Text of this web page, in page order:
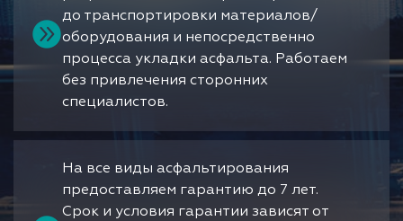
до транспортировки материалов/
оборудования и непосредственно
процесса укладки асфальта. Работаем
без привлечения сторонних
специалистов.
На все виды асфальтирования
предоставляем гарантию до 7 лет.
Срок и условия гарантии зависят от